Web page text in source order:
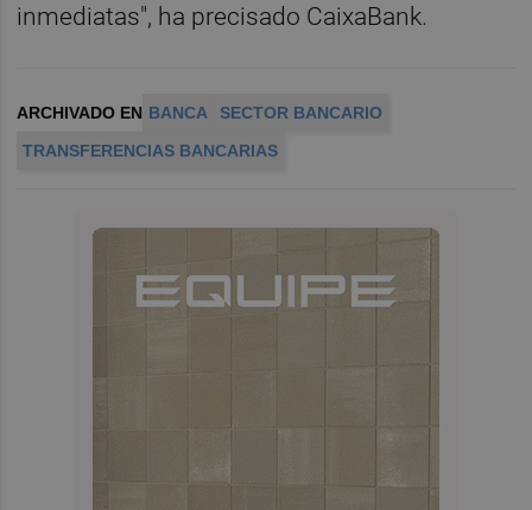
inmediatas", ha precisado CaixaBank.
ARCHIVADO EN BANCA
SECTOR BANCARIO
TRANSFERENCIAS BANCARIAS